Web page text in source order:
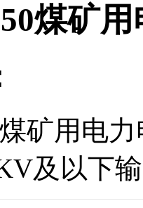
煤矿用
矿用电
及以下输配